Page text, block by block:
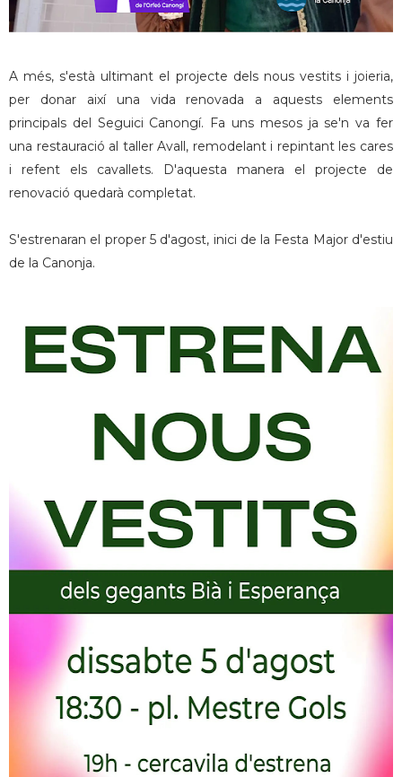
A més, s'està ultimant el projecte dels nous vestits i joieria,
per donar així una vida renovada a aquests elements
principals del Seguici Canongí. Fa uns mesos ja se'n va fer
una restauració al taller Avall, remodelant i repintant les cares
i refent els cavallets. D'aquesta manera el projecte de
renovació quedarà completat.
S'estrenaran el proper 5 d'agost, inici de la Festa Major d'estiu
de la Canonja.